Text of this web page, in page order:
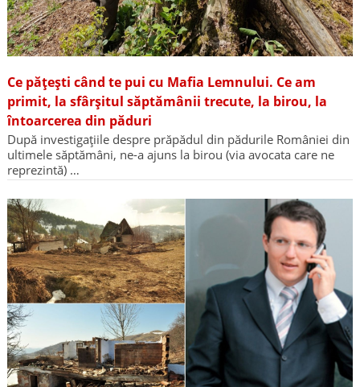
Ce pățești când te pui cu Mafia Lemnului. Ce am
primit, la sfârșitul săptămânii trecute, la birou, la
întoarcerea din păduri
După investigațiile despre prăpădul din pădurile României din
ultimele săptămâni, ne-a ajuns la birou (via avocata care ne
reprezintă) …